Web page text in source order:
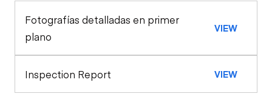
Rear Axle
Horn
Oil Sample Analysis (engine)
General Appearance
Exterior Lights
Engine
Fotografías detalladas en primer
plano
VIEW
Inspection Report VIEW